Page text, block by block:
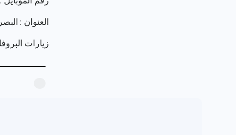
العنوان :
زيارات